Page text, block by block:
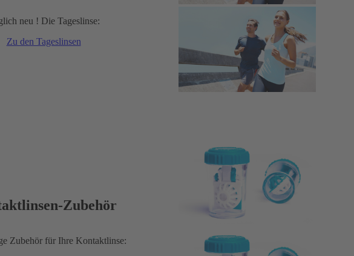
neu ! Die Tageslinse:
Zu den Tageslinsen
Zubehör
Zubehör für Ihre Kontaktlinse: